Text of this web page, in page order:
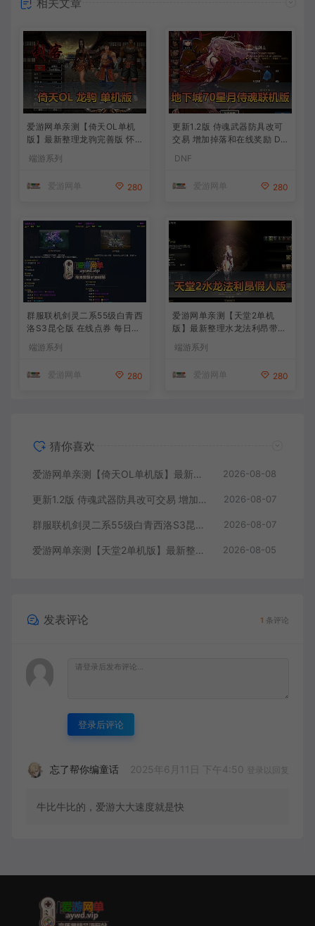
相关文章
爱游网单亲测【倚天OL单机
版】最新整理龙驹完善版 怀
发物品装备 虚拟机一键端 视
端游系列
爱游网单 280
更新1.2版 侍魂武器防具改可
交易 增加掉落和在线奖励 DN
丰富异次元技能装备词条 护
能徽章 史诗装备特效徽章 技
DNF
爱游网单 280
群服联机剑灵二系55级白青西
洛S3昆仑版 在线点券 每日礼
包 复古玩法
端游系列
爱游网单 280
爱游网单亲测【天堂2单机
版】最新整理水龙法利昂带假
人商业端制作单机 内置多功
能GM控制台 可发物品装备
端游系列
爱游网单 280
猜你喜欢
爱游网单亲测【倚天OL单机版】最新整理龙驹完善版 怀旧武侠网游单机 带GM工具可发物品装备 虚拟机一键端 视频安装教学 2026-08-08
更新1.2版 侍魂武器防具改可交易 增加掉落和在线奖励 DNF70星月侍魂联机版 新版技能 丰富异次元技能装备词条 护石 辟邪玉 皮肤外观 BUFF技能徽章 史诗装备特效徽章 技能宝珠等 在线点 装备靠爆 2026-08-07
群服联机剑灵二系55级白青西洛S3昆仑版 在线点券 每日礼包 复古玩法 2026-08-07
爱游网单亲测【天堂2单机版】最新整理水龙法利昂带假人商业端制作单机 内置多功能GM控制台 可发物品装备 虚拟机一键端 视频安装教学 2026-08-05
发表评论 1 条评论
登录后评论
忘了帮你编童话 2025年6月11日 下午4:50
牛比牛比的，爱游大大速度就是快